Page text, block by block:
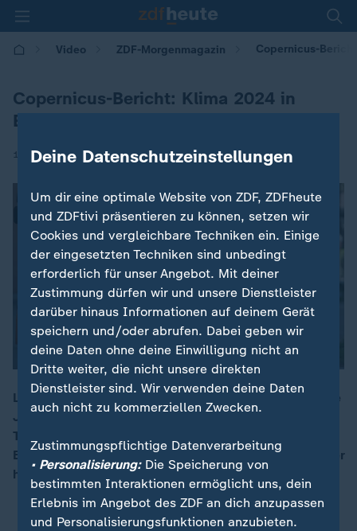
Video ZDF-Morgenmagazin Copernicus-
Copernicus-Bericht: Klima 2024 in
Europa
15.04.2025 | 05:30
Laut Bericht war 2024 das wärmste jemals gemessene
Jahr in Europa. Viele Städte sind von Hitze und
Trockenheit betroffen, aber auch
Extremwetterereignisse, wie Starkregen, werden immer
häufiger.
Deine Datenschutzeinstellungen
Um dir eine optimale Website von ZDF, ZDFheute
und ZDFtivi präsentieren zu können, setzen wir
Cookies und vergleichbare Techniken ein. Einige
der eingesetzten Techniken sind unbedingt
erforderlich für unser Angebot. Mit deiner
Zustimmung dürfen wir und unsere Dienstleister
darüber hinaus Informationen auf deinem Gerät
speichern und/oder abrufen. Dabei geben wir
deine Daten ohne deine Einwilligung nicht an
Dritte weiter, die nicht unsere direkten
Dienstleister sind. Wir verwenden deine Daten
auch nicht zu kommerziellen Zwecken.
Zustimmungspflichtige Datenverarbeitung
• Personalisierung:Die Speicherung von
bestimmten Interaktionen ermöglicht uns, dein
Erlebnis im Angebot des ZDF an dich anzupassen
und Personalisierungsfunktionen anzubieten.